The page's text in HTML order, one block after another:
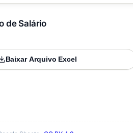
de Salário
Baixar Arquivo Excel